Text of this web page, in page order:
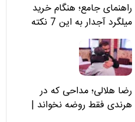
راهنمای جامع؛ هنگام خرید
میلگرد آجدار به این 7 نکته
توجه کنید
رضا هلالی؛ مداحی که در
هرندی فقط روضه نخواند |